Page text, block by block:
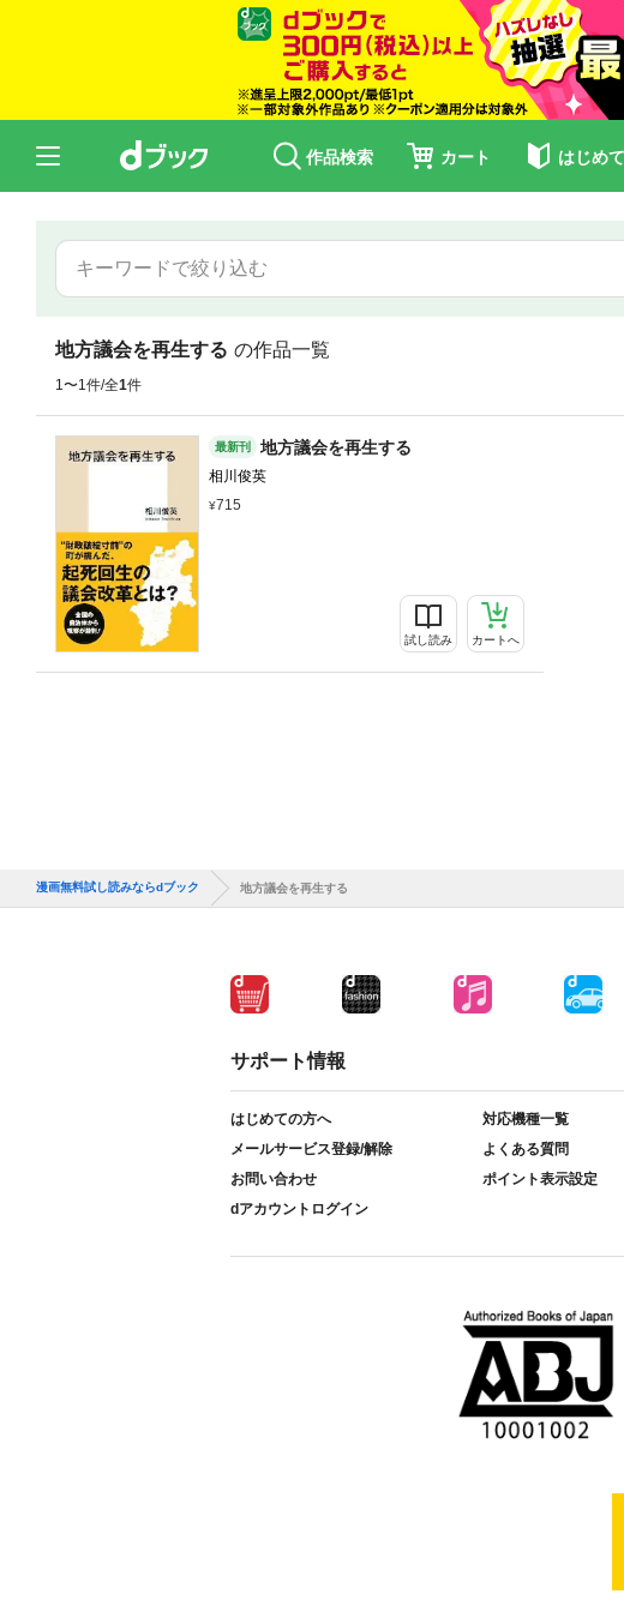
作品検索 カート はじめ
地方議会を再生する の作品一覧
1〜1件/全1件
最新刊 地方議会を再生する
相川俊英
715
試し読み カートへ
漫画無料試し読みならdブック 地方議会を再生する
サポート情報
はじめての方へ
対応機種一覧
メールサービス登録/解除
よくある質問
お問い合わせ
ポイント表示設定
dアカウントログイン